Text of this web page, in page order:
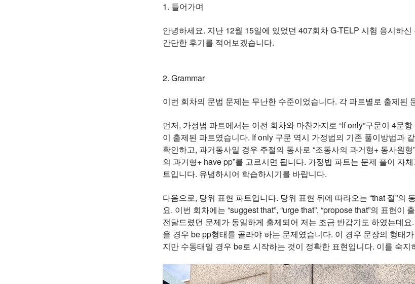
1. 들어가며
안녕하세요. 지난 12월 15일에 있었던 407회차 G-TELP 시험 응시하
간단한 후기를 적어보겠습니다.
2. Grammar
이번 회차의 문법 문제는 무난한 수준이었습니다. 각 파트별로 출제된
먼저, 가정법 파트에서는 이전 회차와 마찬가지로 “If only”구문이 4문
이 출제된 파트였습니다. If only 구문 역시 가정법의 기존 풀이방법과
확인하고, 과거동사일 경우 주절의 동사로 “조동사의 과거형+ 동사원
의 과거형+ have pp”를 고르시면 됩니다. 가정법 파트는 문제 풀이 자
트입니다. 유념하시어 학습하시기를 바랍니다.
다음으로, 당위 표현 파트입니다. 당위 표현 뒤에 따라오는 “that 절”
요. 이번 회차에는 “suggest that”, “urge that”, “propose that”의 표현
전달드렸던 문제가 동일하게 출제되어 저는 조금 반갑기도 하였는데
을 경우 be pp형태를 골라야 하는 문제였습니다. 이 경우 문장의 형태
지만 수동태일 경우 be로 시작하는 것이 정확한 표현입니다. 이를 숙지